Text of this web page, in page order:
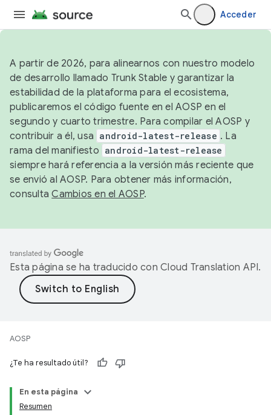
Acceder
A partir de 2026, para alinearnos con nuestro modelo
de desarrollo llamado Trunk Stable y garantizar la
estabilidad de la plataforma para el ecosistema,
publicaremos el código fuente en el AOSP en el
segundo y cuarto trimestre. Para compilar el AOSP y
contribuir a él, usa android-latest-release . La
rama del manifiesto android-latest-release
siempre hará referencia a la versión más reciente que
se envió al AOSP. Para obtener más información,
consultaCambios en el AOSP.
Esta página se ha traducido con Cloud Translation API.
AOSP
¿Te ha resultado útil?
En esta página
Resumen